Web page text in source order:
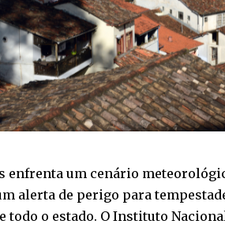
enfrenta um cenário
alerta de perigo para
todo o estado. O Instituto